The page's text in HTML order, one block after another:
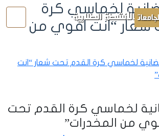
الأنشطة الطلابية
لخماسي كرة
شعار “انت اقوي من
لخماسي كرة القدم تحت شعار “انت
لخماسي كرة القدم تحت
من المخدرات”